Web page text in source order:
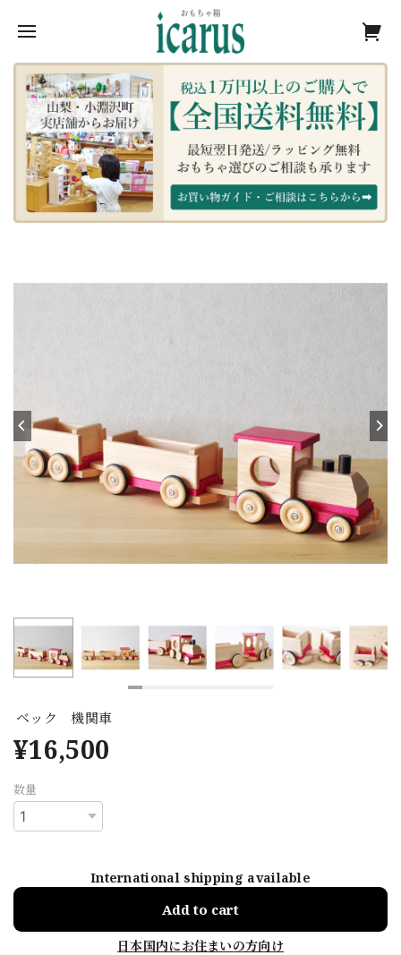
ベック 機関車
¥16,500
数量
International shipping available
Add to cart
日本国内にお住まいの方向け